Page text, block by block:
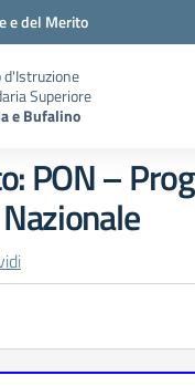
e del Merito
Superiore
e Bufalino
PON –